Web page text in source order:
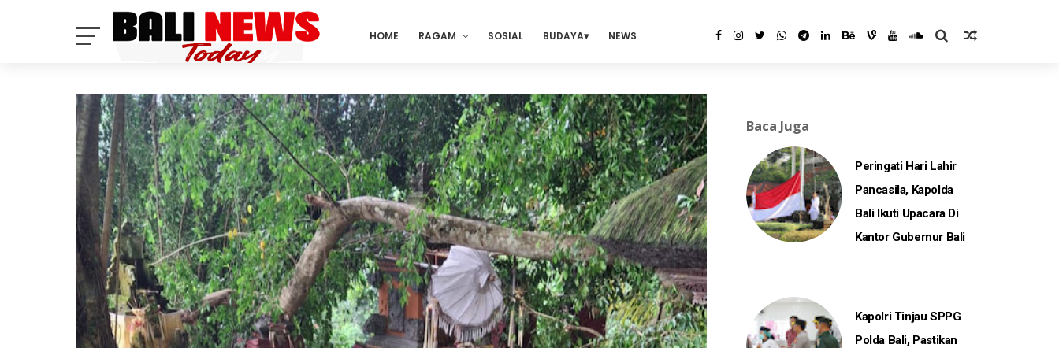
HOME RAGAM SOSIAL BUDAYA NEWS
Baca Juga
Peringati Hari Lahir
Pancasila, Kapolda
Bali Ikuti Upacara Di
Kantor Gubernur Bali
Kapolri Tinjau SPPG
Polda Bali, Pastikan